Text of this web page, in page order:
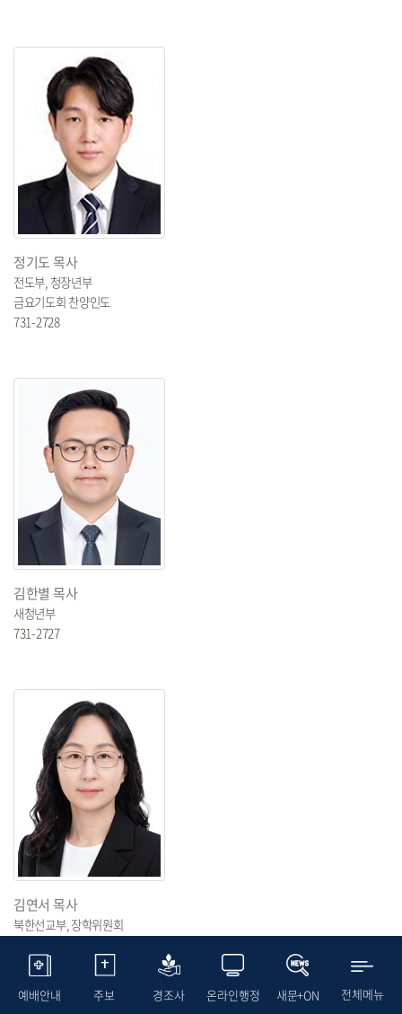
정기도 목사
전도부, 청장년부
금요기도회 찬양인도
731-2728
김한별 목사
새청년부
731-2727
김연서 목사
북한선교부, 장학위원회
예배안내 주보 경조사 온라인행정 새문+ON 전체메뉴